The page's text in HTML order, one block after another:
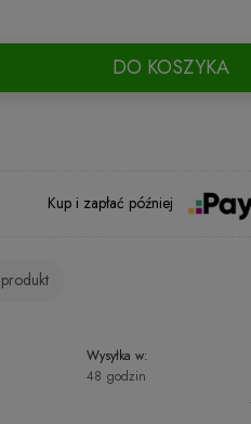
DO KOSZYKA
Kup i zapłać później
Wysyłka w:
48 godzin